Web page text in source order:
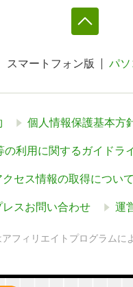
スマートフォン版 パソ
個人情報保護基本方
の利用に関するガイドラ
セス情報の取得について
レスお問い合わせ 運
フィリエイトプログラムに